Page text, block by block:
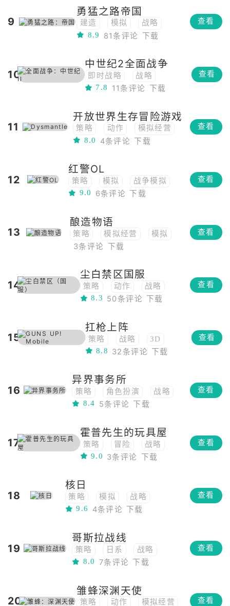
9
勇猛之路帝国
建造 模拟
战略
8.9
81条评论 下载
查看
10
中世纪2全面战争
即时战略
战略
战棋
7.8 11条评论 下载
查看
11
开放世界生存冒险游戏
策略 动作
模拟经营
模拟
生存
RPG
俯视角
8.0 4条评论 下载
查看
12
红警OL
策略 模拟
战争模拟
战略
卡牌
养成
俯视角
PVE
9.0 6条评论 下载
查看
13
酿造物语
策略 模拟经营
模拟
战略
开放世界
3条评论 下载
查看
14
尘白禁区国服
策略 动作
战略
3D
射击
科幻
8.3 50条评论 下载
查看
15
扛枪上阵
策略 战略
3D
小清新
俯视角
8.8 32条评论 下载
查看
16
异界事务所
策略 角色扮演
战略
卡牌
二次元
3D
8.4 5条评论 下载
查看
17
霍普先生的玩具屋
策略 冒险
战略
3D
恐怖 俯视角
9.0 3条评论 下载
查看
18
核日
策略 模拟
战略
3D
俯视角
9.6 4条评论 下载
查看
19
哥斯拉战线
策略 日系
战略
3D
魔幻 俯视角
8.0 7条评论 下载
查看
20
雏蜂深渊天使
策略 动作 模拟经营 查看